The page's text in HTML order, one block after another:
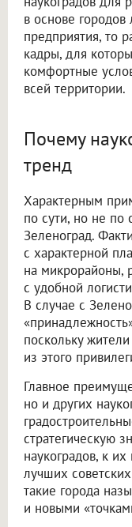
в основе городов
предприятия, то
кадры, для
комфортные
всей территории.
Почему
тренд
Характерным
по сути, но не по
Зеленоград.
с характерной
на микрорайоны,
с удобной
В случае с
поскольку
из этого
Главное
но и других
стратегическую
наукоградов, к
лучших
такие города
и новыми